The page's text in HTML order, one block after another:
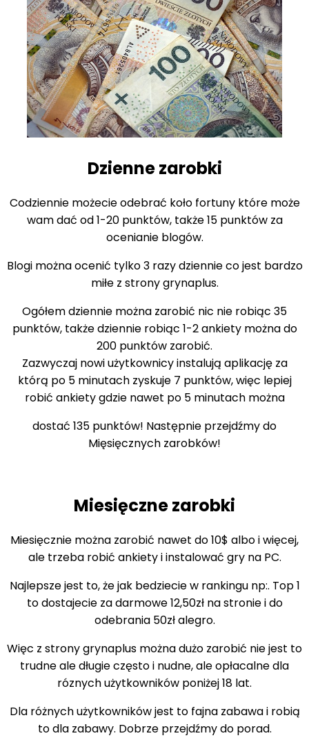
Dzienne zarobki
Codziennie możecie odebrać koło fortuny które może
wam dać od 1-20 punktów, także 15 punktów za
ocenianie blogów.
Blogi można ocenić tylko 3 razy dziennie co jest bardzo
miłe z strony grynaplus.
Ogółem dziennie można zarobić nic nie robiąc 35
punktów, także dziennie robiąc 1-2 ankiety można do
200 punktów zarobić.
Zazwyczaj nowi użytkownicy instalują aplikację za
którą po 5 minutach zyskuje 7 punktów, więc lepiej
robić ankiety gdzie nawet po 5 minutach można
dostać 135 punktów! Następnie przejdźmy do
Mięsięcznych zarobków!
Miesięczne zarobki
Miesięcznie można zarobić nawet do 10$ albo i więcej,
ale trzeba robić ankiety i instalować gry na PC.
Najlepsze jest to, że jak bedziecie w rankingu np:. Top 1
to dostajecie za darmowe 12,50zł na stronie i do
odebrania 50zł alegro.
Więc z strony grynaplus można dużo zarobić nie jest to
trudne ale długie często i nudne, ale opłacalne dla
róznych użytkowników poniżej 18 lat.
Dla różnych użytkowników jest to fajna zabawa i robią
to dla zabawy. Dobrze przejdźmy do porad.